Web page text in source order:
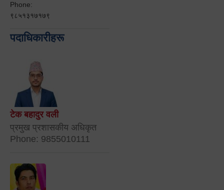
Phone:
९८५१३१७१७९
पदाधिकारीहरू
टेक बहादुर वली
प्रमुख प्रशासकीय अधिकृत
Phone: 9855010111